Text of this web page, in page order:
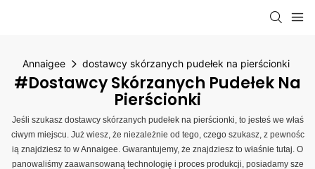
Annaigee dostawcy skórzanych pudełek na pierścionki
#dostawcy Skórzanych Pudełek Na
Pierścionki
Jeśli szukasz dostawcy skórzanych pudełek na pierścionki, to jesteś we właś
ciwym miejscu. Już wiesz, że niezależnie od tego, czego szukasz, z pewnośc
ią znajdziesz to w Annaigee. Gwarantujemy, że znajdziesz to właśnie tutaj. O
panowaliśmy zaawansowaną technologię i proces produkcji, posiadamy sze